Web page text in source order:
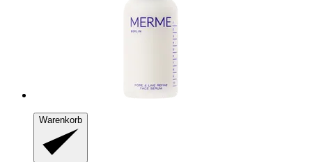
Warenkorb